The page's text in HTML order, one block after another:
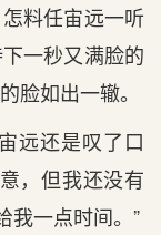
料任宙远一听
一秒又满脸的
脸如出一辙。
远还是叹了口
，但我还没有
我一点时间。”